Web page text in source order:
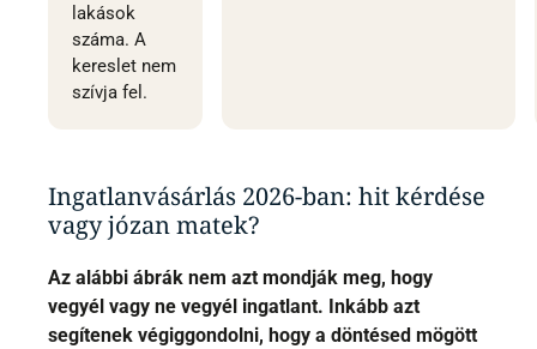
lakások
száma. A
kereslet nem
szívja fel.
Ingatlanvásárlás 2026-ban: hit kérdése
vagy józan matek?
Az alábbi ábrák nem azt mondják meg, hogy
vegyél vagy ne vegyél ingatlant. Inkább azt
segítenek végiggondolni, hogy a döntésed mögött